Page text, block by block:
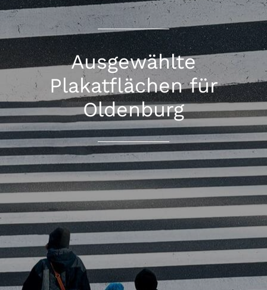
Ausgewählte
Plakatflächen für
Oldenburg